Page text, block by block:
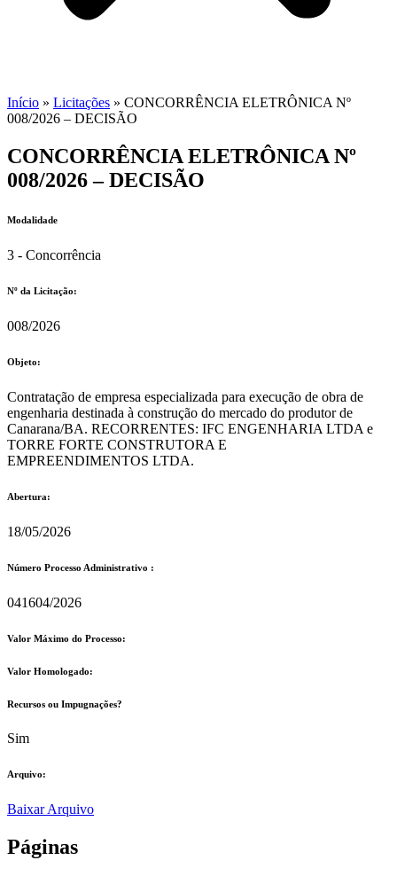
Início » Licitações » CONCORRÊNCIA ELETRÔNICA Nº
008/2026 – DECISÃO
CONCORRÊNCIA ELETRÔNICA Nº
008/2026 – DECISÃO
Modalidade
3 - Concorrência
Nº da Licitação: ​​
008/2026
Objeto:
Contratação de empresa especializada para execução de obra de
engenharia destinada à construção do mercado do produtor de
Canarana/BA. RECORRENTES: IFC ENGENHARIA LTDA e
TORRE FORTE CONSTRUTORA E
EMPREENDIMENTOS LTDA.
Abertura:
18/05/2026
Número Processo Administrativo :
041604/2026
Valor Máximo do Processo: ​
Valor Homologado: ​
Recursos ou Impugnações? ​
Sim
Arquivo:
Baixar Arquivo
Páginas